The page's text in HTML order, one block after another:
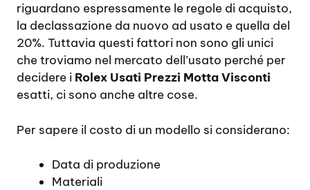
riguardano espressamente le regole di acquisto,
la declassazione da nuovo ad usato e quella del
20%. Tuttavia questi fattori non sono gli unici
che troviamo nel mercato dell’usato perché per
decidere i Rolex Usati Prezzi Motta Visconti
esatti, ci sono anche altre cose.
Per sapere il costo di un modello si considerano:
Data di produzione
Materiali